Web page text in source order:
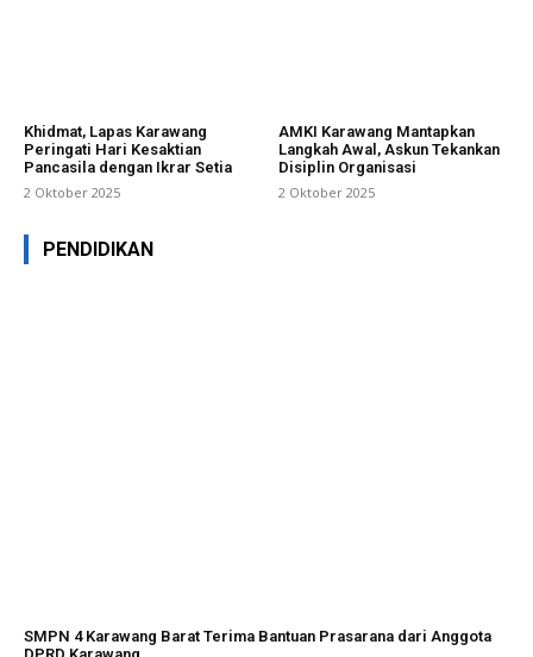
Khidmat, Lapas Karawang
Peringati Hari Kesaktian
Pancasila dengan Ikrar Setia
2 Oktober 2025
AMKI Karawang Mantapkan
Langkah Awal, Askun Tekankan
Disiplin Organisasi
2 Oktober 2025
PENDIDIKAN
SMPN 4 Karawang Barat Terima Bantuan Prasarana dari Anggota